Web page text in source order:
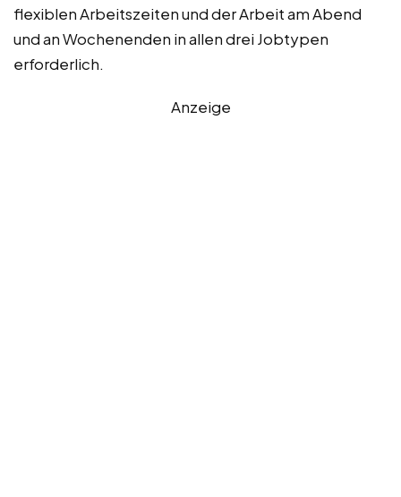
flexiblen Arbeitszeiten und der Arbeit am Abend
und an Wochenenden in allen drei Jobtypen
erforderlich.
Anzeige